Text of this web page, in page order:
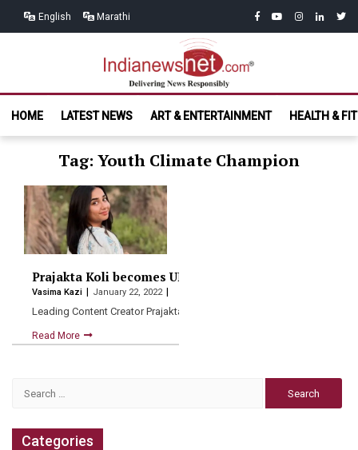
English Marathi facebook
youtubeinstagram
linkedin
India News
Net.com
HOME
LATEST NEWS ART & ENTERTAINMENT HEALTH &
Tag: Youth Climate Champion
Prajakta Koli becomes UNDP India’s first Youth
Vasima Kazi January 22, 2022
Leading Content Creator Prajakta Koli has become the first United…
Read More
Categories